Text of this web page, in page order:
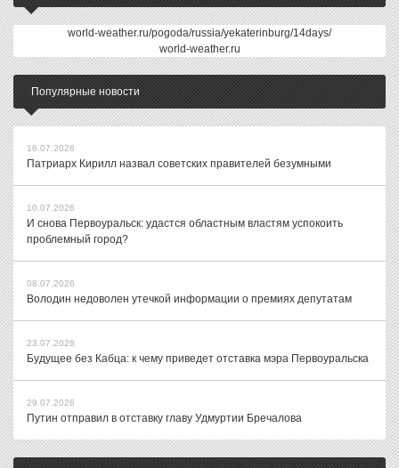
world-weather.ru/pogoda/russia/yekaterinburg/14days/
world-weather.ru
Популярные новости
16.07.2026
Патриарх Кирилл назвал советских правителей безумными
10.07.2026
И снова Первоуральск: удастся областным властям успокоить
проблемный город?
08.07.2026
Володин недоволен утечкой информации о премиях депутатам
23.07.2026
Будущее без Кабца: к чему приведет отставка мэра Первоуральска
29.07.2026
Путин отправил в отставку главу Удмуртии Бречалова